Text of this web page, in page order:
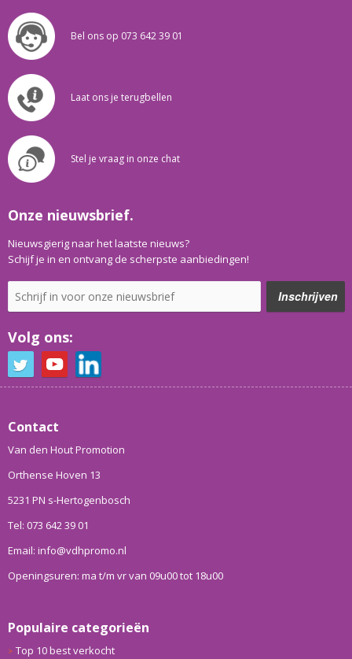
Bel ons op 073 642 39 01
Laat ons je terugbellen
Stel je vraag in onze chat
Onze nieuwsbrief.
Nieuwsgierig naar het laatste nieuws?
Schijf je in en ontvang de scherpste aanbiedingen!
Volg ons:
Contact
Van den Hout Promotion
Orthense Hoven 13
5231 PN s-Hertogenbosch
Tel: 073 642 39 01
Email: info@vdhpromo.nl
Openingsuren: ma t/m vr van 09u00 tot 18u00
Populaire categorieën
Top 10 best verkocht